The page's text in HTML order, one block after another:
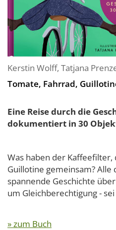
Kerstin Wolff, Tatjana
Tomate, Fahrrad,
Eine Reise durch die
dokumentiert in 30
Was haben der Kaffeefilter,
Guillotine gemeinsam? Alle
spannende Geschichte
um Gleichberechtigung -
» zum Buch